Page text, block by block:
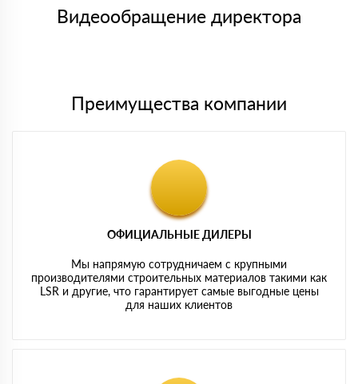
либо Вы забираете товар со склада самовывоза.
Видеообращение директора
Преимущества компании
ОФИЦИАЛЬНЫЕ ДИЛЕРЫ
Мы напрямую сотрудничаем с крупными
производителями строительных материалов такими как
LSR и другие, что гарантирует самые выгодные цены
для наших клиентов